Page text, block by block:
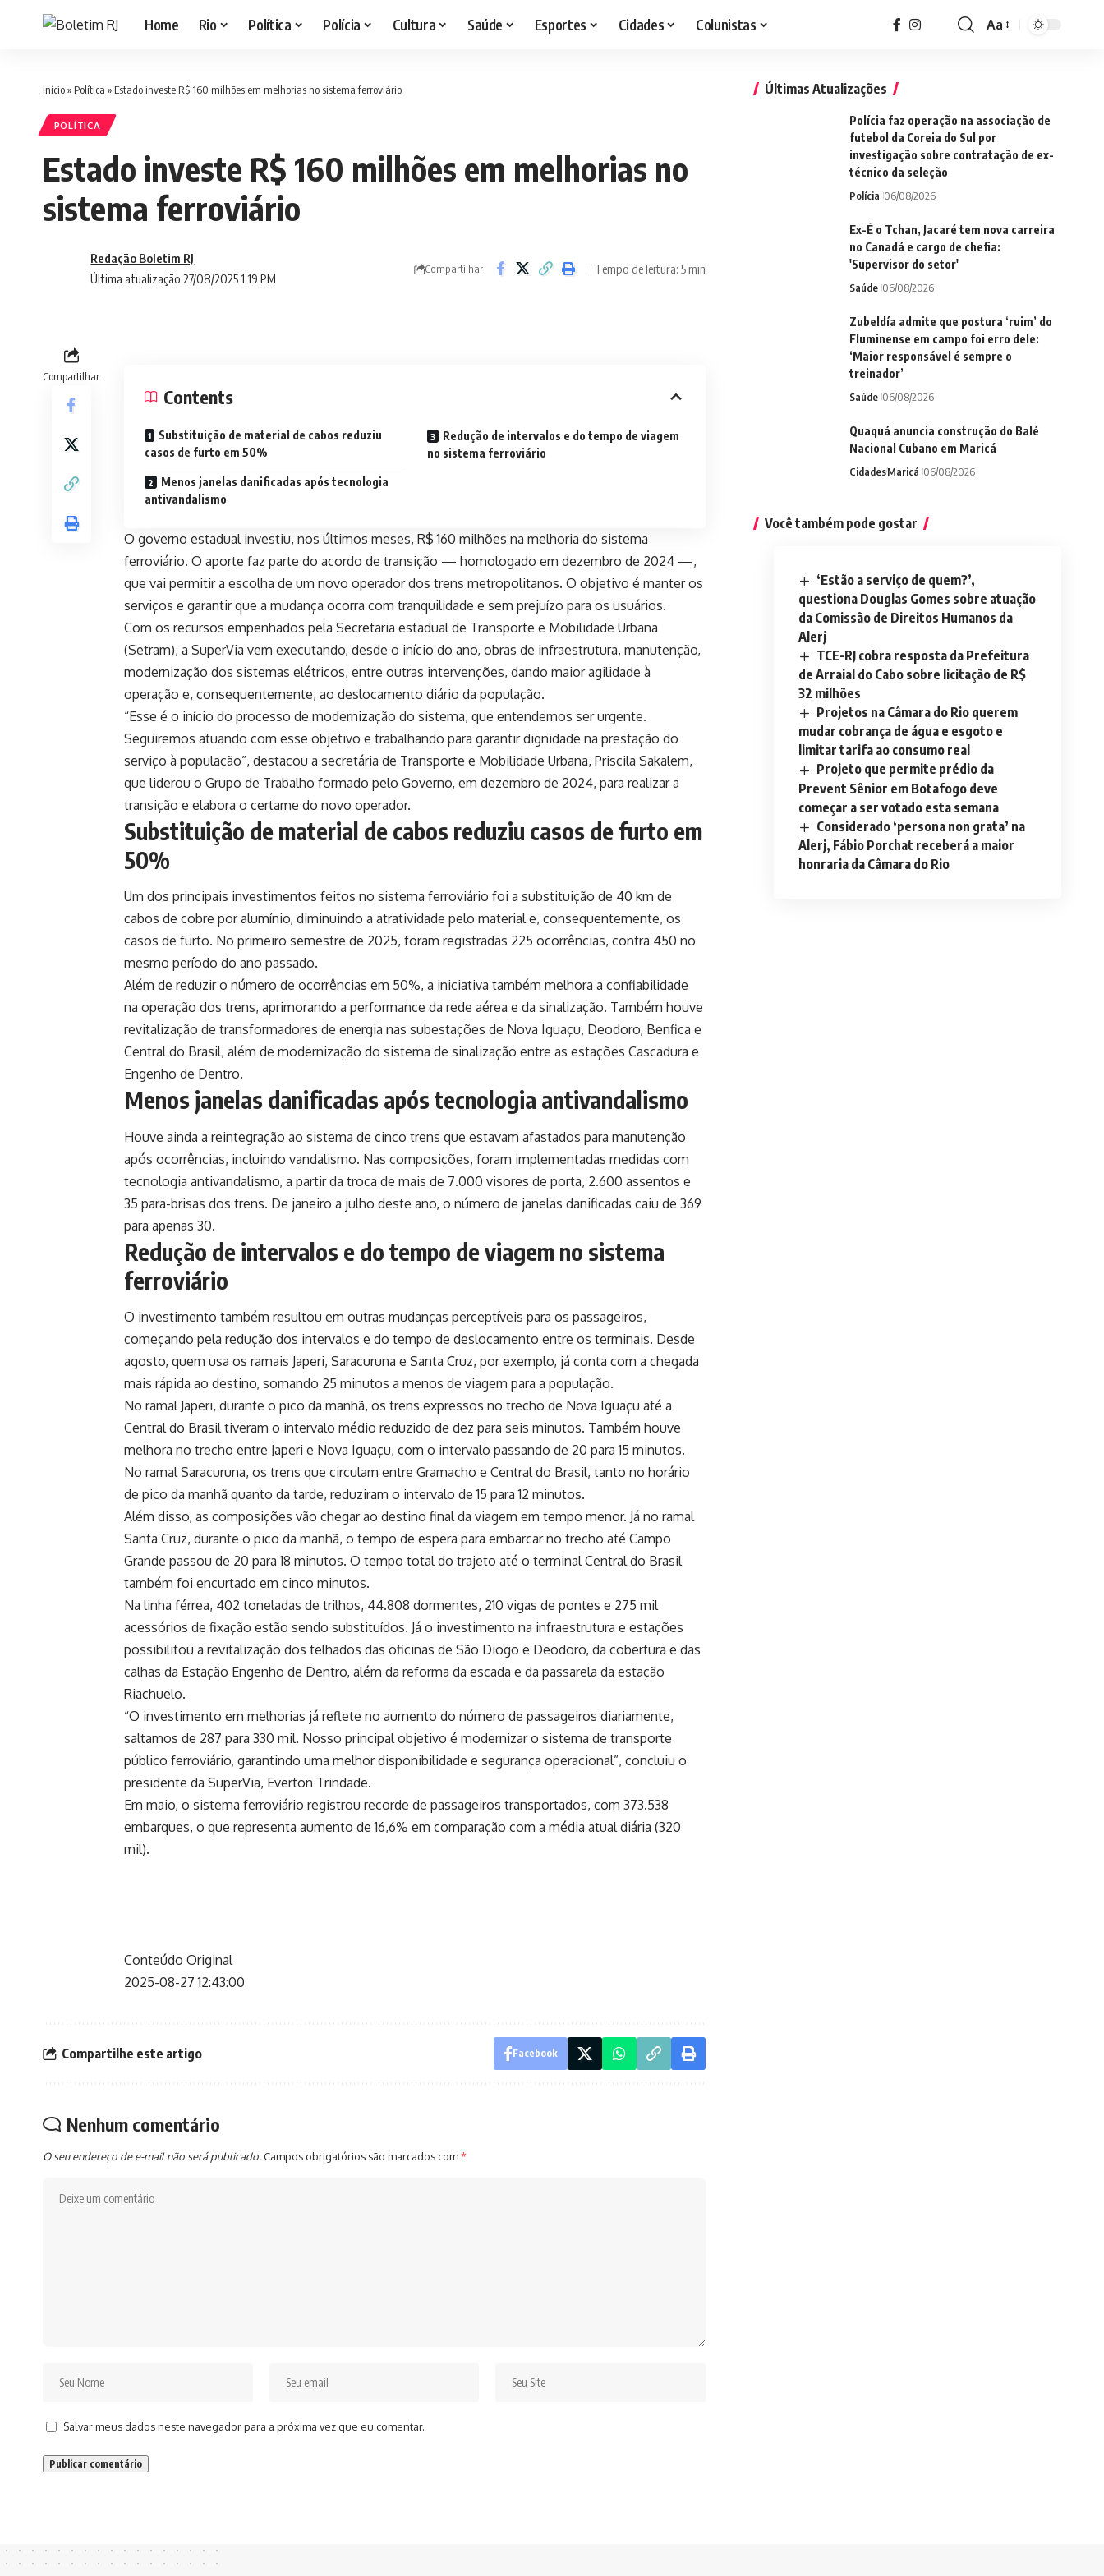
Home Rio Política Polícia Cultura Saúde Esportes Cidades Colunistas
Font
Aa
Início» Política » Estado investe R$ 160 milhões em melhorias no sistema ferroviário
POLÍTICA
Estado investe R$ 160 milhões em melhorias no
sistema ferroviário
Última atualização 27/08/2025 1:19 PM
Redação Boletim RJ
Compartilhar Tempo de leitura: 5 min
Compartilhar
Contents
Substituição de material de cabos reduziu
casos de furto em 50%
Menos janelas danificadas após tecnologia
antivandalismo
Redução de intervalos e do tempo de viagem
no sistema ferroviário
O governo estadual investiu, nos últimos meses, R$ 160 milhões na melhoria do sistema
ferroviário. O aporte faz parte do acordo de transição — homologado em dezembro de 2024 —,
que vai permitir a escolha de um novo operador dos trens metropolitanos. O objetivo é manter os
serviços e garantir que a mudança ocorra com tranquilidade e sem prejuízo para os usuários.
Com os recursos empenhados pela Secretaria estadual de Transporte e Mobilidade Urbana
(Setram), a SuperVia vem executando, desde o início do ano, obras de infraestrutura, manutenção,
modernização dos sistemas elétricos, entre outras intervenções, dando maior agilidade à
operação e, consequentemente, ao deslocamento diário da população.
“Esse é o início do processo de modernização do sistema, que entendemos ser urgente.
Seguiremos atuando com esse objetivo e trabalhando para garantir dignidade na prestação do
serviço à população”, destacou a secretária de Transporte e Mobilidade Urbana, Priscila Sakalem,
que liderou o Grupo de Trabalho formado pelo Governo, em dezembro de 2024, para realizar a
transição e elabora o certame do novo operador.
Substituição de material de cabos reduziu casos de furto em
50%
Um dos principais investimentos feitos no sistema ferroviário foi a substituição de 40 km de
cabos de cobre por alumínio, diminuindo a atratividade pelo material e, consequentemente, os
casos de furto. No primeiro semestre de 2025, foram registradas 225 ocorrências, contra 450 no
mesmo período do ano passado.
Além de reduzir o número de ocorrências em 50%, a iniciativa também melhora a confiabilidade
na operação dos trens, aprimorando a performance da rede aérea e da sinalização. Também houve
revitalização de transformadores de energia nas subestações de Nova Iguaçu, Deodoro, Benfica e
Central do Brasil, além de modernização do sistema de sinalização entre as estações Cascadura e
Engenho de Dentro.
Menos janelas danificadas após tecnologia antivandalismo
Houve ainda a reintegração ao sistema de cinco trens que estavam afastados para manutenção
após ocorrências, incluindo vandalismo. Nas composições, foram implementadas medidas com
tecnologia antivandalismo, a partir da troca de mais de 7.000 visores de porta, 2.600 assentos e
35 para-brisas dos trens. De janeiro a julho deste ano, o número de janelas danificadas caiu de 369
para apenas 30.
Redução de intervalos e do tempo de viagem no sistema
ferroviário
O investimento também resultou em outras mudanças perceptíveis para os passageiros,
começando pela redução dos intervalos e do tempo de deslocamento entre os terminais. Desde
agosto, quem usa os ramais Japeri, Saracuruna e Santa Cruz, por exemplo, já conta com a chegada
mais rápida ao destino, somando 25 minutos a menos de viagem para a população.
No ramal Japeri, durante o pico da manhã, os trens expressos no trecho de Nova Iguaçu até a
Central do Brasil tiveram o intervalo médio reduzido de dez para seis minutos. Também houve
melhora no trecho entre Japeri e Nova Iguaçu, com o intervalo passando de 20 para 15 minutos.
No ramal Saracuruna, os trens que circulam entre Gramacho e Central do Brasil, tanto no horário
de pico da manhã quanto da tarde, reduziram o intervalo de 15 para 12 minutos.
Além disso, as composições vão chegar ao destino final da viagem em tempo menor. Já no ramal
Santa Cruz, durante o pico da manhã, o tempo de espera para embarcar no trecho até Campo
Grande passou de 20 para 18 minutos. O tempo total do trajeto até o terminal Central do Brasil
também foi encurtado em cinco minutos.
Na linha férrea, 402 toneladas de trilhos, 44.808 dormentes, 210 vigas de pontes e 275 mil
acessórios de fixação estão sendo substituídos. Já o investimento na infraestrutura e estações
possibilitou a revitalização dos telhados das oficinas de São Diogo e Deodoro, da cobertura e das
calhas da Estação Engenho de Dentro, além da reforma da escada e da passarela da estação
Riachuelo.
“O investimento em melhorias já reflete no aumento do número de passageiros diariamente,
saltamos de 287 para 330 mil. Nosso principal objetivo é modernizar o sistema de transporte
público ferroviário, garantindo uma melhor disponibilidade e segurança operacional”, concluiu o
presidente da SuperVia, Everton Trindade.
Em maio, o sistema ferroviário registrou recorde de passageiros transportados, com 373.538
embarques, o que representa aumento de 16,6% em comparação com a média atual diária (320
mil).
Conteúdo Original
2025-08-27 12:43:00
Compartilhe este artigo Facebook
Nenhum comentário
O seu endereço de e-mail não será publicado. Campos obrigatórios são marcados com*
Salvar meus dados neste navegador para a próxima vez que eu comentar.
Últimas Atualizações
Polícia faz operação na associação de
futebol da Coreia do Sul por
investigação sobre contratação de ex-
técnico da seleção
Polícia 06/08/2026
Ex-É o Tchan, Jacaré tem nova carreira
no Canadá e cargo de chefia:
'Supervisor do setor'
Saúde 06/08/2026
Zubeldía admite que postura ‘ruim’ do
Fluminense em campo foi erro dele:
‘Maior responsável é sempre o
treinador’
Saúde 06/08/2026
Quaquá anuncia construção do Balé
Nacional Cubano em Maricá
CidadesMaricá 06/08/2026
Você também pode gostar
‘Estão a serviço de quem?’,
questiona Douglas Gomes sobre atuação
da Comissão de Direitos Humanos da
Alerj
TCE-RJ cobra resposta da Prefeitura
de Arraial do Cabo sobre licitação de R$
32 milhões
Projetos na Câmara do Rio querem
mudar cobrança de água e esgoto e
limitar tarifa ao consumo real
Projeto que permite prédio da
Prevent Sênior em Botafogo deve
começar a ser votado esta semana
Considerado ‘persona non grata’ na
Alerj, Fábio Porchat receberá a maior
honraria da Câmara do Rio